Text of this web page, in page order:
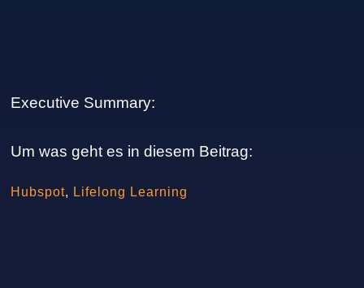
Executive Summary:
Um was geht es in diesem Beitrag:
Hubspot, Lifelong Learning